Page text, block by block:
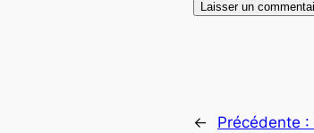
← Précédente :